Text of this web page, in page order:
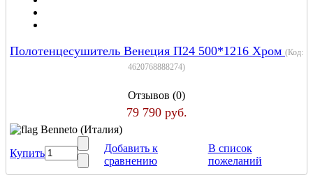
Полотенцесушитель Венеция П24 500*1216 Хром (Код:
4620768888274)
Отзывов (0)
79 790 руб.
Benneto (Италия)
Купить
Добавить к
сравнению
В список
пожеланий